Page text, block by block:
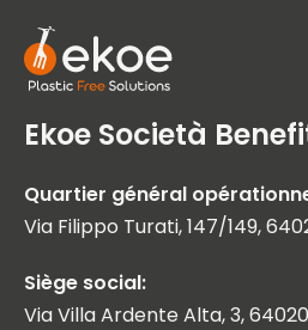
Ekoe Società
Quartier général
Via Filippo Turati, 147/149,
Siège social:
Via Villa Ardente Alta, 3,